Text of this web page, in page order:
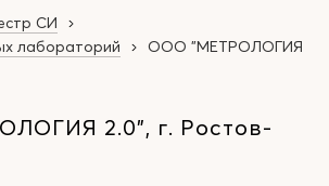
СИ
лабораторий
ООО "МЕТРОЛОГИЯ
2.0", г. Ростов-